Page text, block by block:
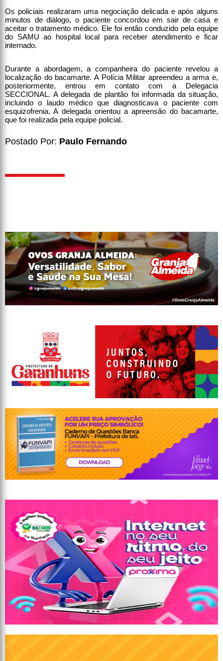
Os policiais realizaram uma negociação delicada e após alguns
minutos de diálogo, o paciente concordou em sair de casa e
aceitar o tratamento médico. Ele foi então conduzido pela equipe
do SAMU ao hospital local para receber atendimento e ficar
internado.
Durante a abordagem, a companheira do paciente revelou a
localização do bacamarte. A Polícia Militar apreendeu a arma e,
posteriormente, entrou em contato com a Delegacia
SECCIONAL. A delegada de plantão foi informada da situação,
incluindo o laudo médico que diagnosticava o paciente com
esquizofrenia. A delegada orientou a apreensão do bacamarte,
que foi realizada pela equipe policial.
Postado Por: Paulo Fernando